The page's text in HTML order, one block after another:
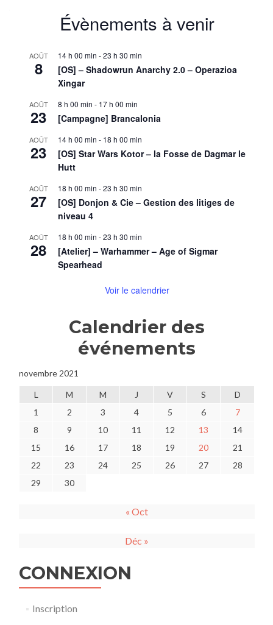
Évènements à venir
AOÛT
8
14 h 00 min -23 h 30 min
[OS] – Shadowrun Anarchy 2.0 – Operazioa
Xingar
AOÛT
23
8 h 00 min - 17 h 00 min
[Campagne] Brancalonia
AOÛT
23
14 h 00 min - 18 h 00 min
[OS] Star Wars Kotor – la Fosse de Dagmar le
Hutt
AOÛT
27
18 h 00 min -23 h 30 min
[OS] Donjon & Cie – Gestion des litiges de
niveau 4
AOÛT
28
18 h 00 min -23 h 30 min
[Atelier] – Warhammer – Age of Sigmar
Spearhead
Voir le calendrier
Calendrier des
événements
novembre 2021
L M M J V S
D
1
2 3 4 5 6
7
8
9 10 11 12 13
14
15
16 17 18 19 20
21
22
23 24 25 26 27
28
29
30
« Oct
Déc »
CONNEXION
Inscription